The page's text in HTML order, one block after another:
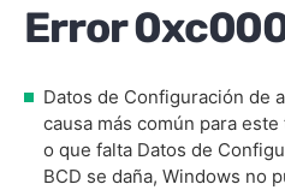
Error
Datos de Configuración de
causa más común para
o que falta Datos de
BCD se daña, Windows no